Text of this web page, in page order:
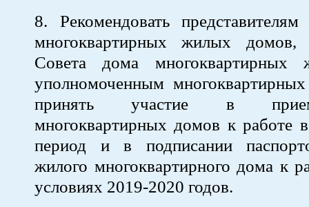
8. Рекомендовать представителям
многоквартирных жилых домов,
Совета дома многоквартирных
уполномоченным
принять участие в
многоквартирных домов к работе
период и в подписании
жилого многоквартирного дома к
условиях 2019-2020 годов.